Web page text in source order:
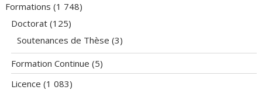
Formations (1 748)
Doctorat (125)
Soutenances de Thèse (3)
Formation Continue (5)
Licence (1 083)